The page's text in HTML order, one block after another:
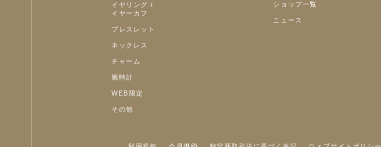
イヤリング /
イヤーカフ
ブレスレット
ネックレス
チャーム
腕時計
WEB限定
その他
ショップ一覧
ニュース